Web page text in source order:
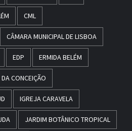
CML
CÂMARA MUNICIPAL DE LISBOA
EDP ERMIDA BELÉM
CONCEIÇÃO
IGREJA CARAVELA
JARDIM BOTÂNICO TROPICAL